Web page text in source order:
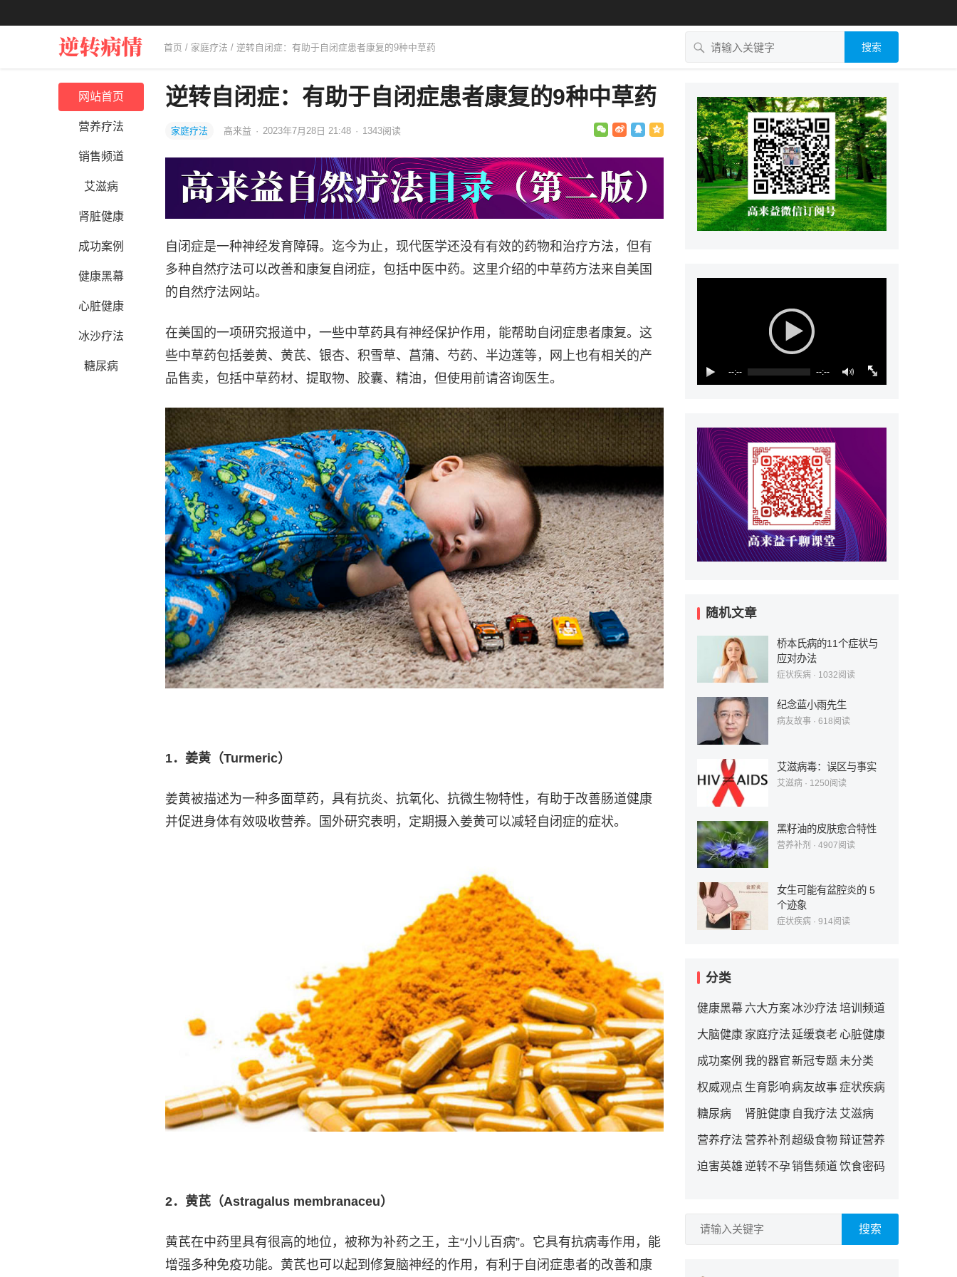
首页 / 家庭疗法 / 逆转自闭症：有助于自闭症患者康复的9种中草药 搜索
网站首页
营养疗法
销售频道
艾滋病
肾脏健康
成功案例
健康黑幕
心脏健康
冰沙疗法
糖尿病
逆转自闭症：有助于自闭症患者康复的9种中草药
家庭疗法 高来益 · 2023年7月28日 21:48 · 1343阅读
自闭症是一种神经发育障碍。迄今为止，现代医学还没有有效的药物和治疗方法，但有
多种自然疗法可以改善和康复自闭症，包括中医中药。这里介绍的中草药方法来自美国
的自然疗法网站。
在美国的一项研究报道中，一些中草药具有神经保护作用，能帮助自闭症患者康复。这
些中草药包括姜黄、黄芪、银杏、积雪草、菖蒲、芍药、半边莲等，网上也有相关的产
品售卖，包括中草药材、提取物、胶囊、精油，但使用前请咨询医生。
1．姜黄（Turmeric）
姜黄被描述为一种多面草药，具有抗炎、抗氧化、抗微生物特性，有助于改善肠道健康
并促进身体有效吸收营养。国外研究表明，定期摄入姜黄可以减轻自闭症的症状。
2．黄芪（Astragalus membranaceu）
黄芪在中药里具有很高的地位，被称为补药之王，主“小儿百病”。它具有抗病毒作用，能
增强多种免疫功能。黄芪也可以起到修复脑神经的作用，有利于自闭症患者的改善和康
--:-- --:--
随机文章
桥本氏病的11个症状与
应对办法
症状疾病 · 1032阅读
纪念蓝小雨先生
病友故事 · 618阅读
艾滋病毒：误区与事实
艾滋病 · 1250阅读
黑籽油的皮肤愈合特性
营养补剂 · 4907阅读
女生可能有盆腔炎的 5
个迹象
症状疾病 · 914阅读
分类
健康黑幕 六大方案冰沙疗法 培训频道
大脑健康 家庭疗法 延缓衰老 心脏健康
成功案例 我的器官新冠专题 未分类
权威观点 生育影响病友故事症状疾病
糖尿病 肾脏健康 自我疗法 艾滋病
营养疗法 营养补剂 超级食物辩证营养
迫害英雄 逆转不孕销售频道饮食密码
搜索